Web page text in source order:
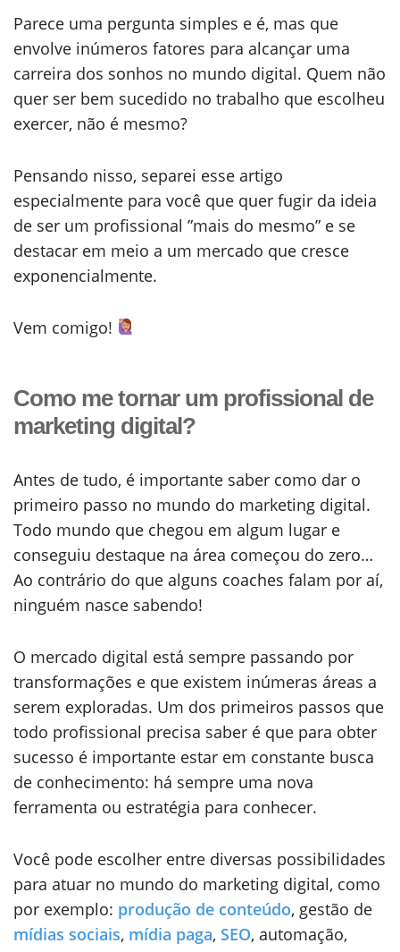
Parece uma pergunta simples e é, mas que
envolve inúmeros fatores para alcançar uma
carreira dos sonhos no mundo digital. Quem não
quer ser bem sucedido no trabalho que escolheu
exercer, não é mesmo?
Pensando nisso, separei esse artigo
especialmente para você que quer fugir da ideia
de ser um profissional ”mais do mesmo” e se
destacar em meio a um mercado que cresce
exponencialmente.
Vem comigo!
Como me tornar um profissional de
marketing digital?
Antes de tudo, é importante saber como dar o
primeiro passo no mundo do marketing digital.
Todo mundo que chegou em algum lugar e
conseguiu destaque na área começou do zero…
Ao contrário do que alguns coaches falam por aí,
ninguém nasce sabendo!
O mercado digital está sempre passando por
transformações e que existem inúmeras áreas a
serem exploradas. Um dos primeiros passos que
todo profissional precisa saber é que para obter
sucesso é importante estar em constante busca
de conhecimento: há sempre uma nova
ferramenta ou estratégia para conhecer.
Você pode escolher entre diversas possibilidades
para atuar no mundo do marketing digital, como
por exemplo: produção de conteúdo, gestão de
mídias sociais, mídia paga, SEO, automação,